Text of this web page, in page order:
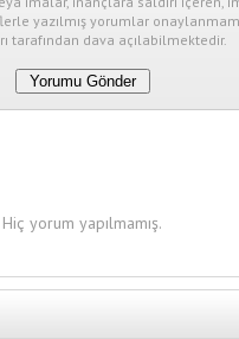
yazılmış yorumlar
tarafından dava açılabilmektedir.
Hiç yorum yapılmamış.